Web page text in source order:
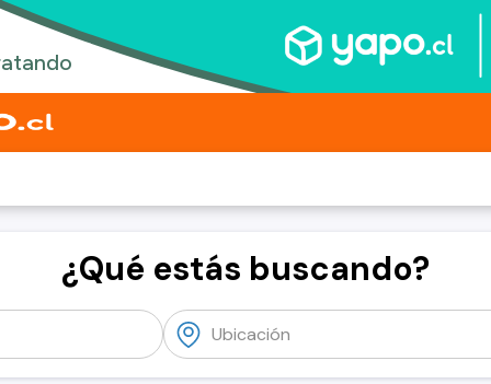
¿Qué estás buscando?